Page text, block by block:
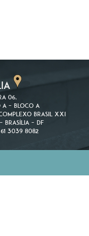
06,
– Bloco A
Brasil XXI
Brasília – DF
3039 8082